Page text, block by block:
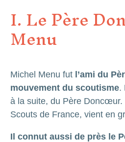
I. Le Père
Menu
Michel Menu fut l’ami du
mouvement du scoutisme.
à la suite, du Père Doncœur.
Scouts de France, vient en
Il connut aussi de près le